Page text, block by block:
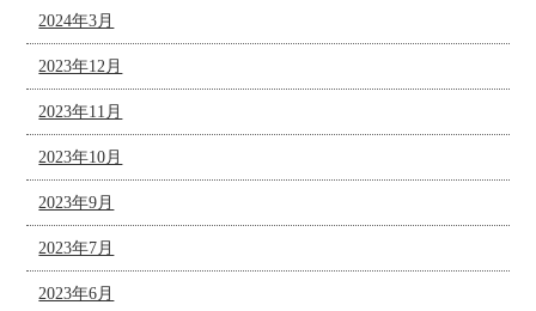
2024年3月
2023年12月
2023年11月
2023年10月
2023年9月
2023年7月
2023年6月